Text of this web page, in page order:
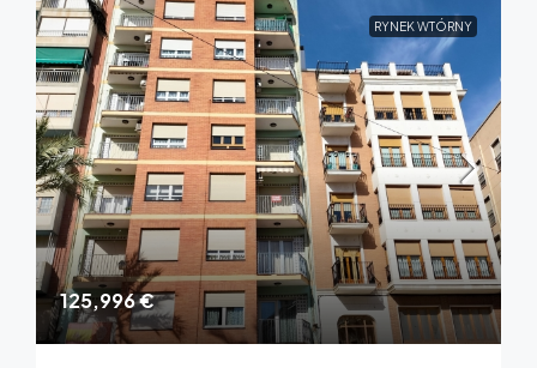
RYNEK WTÓRNY
125,996 €